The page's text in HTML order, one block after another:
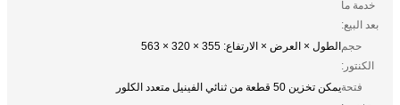
خدمة ما
بعد البيع:
حجم
الكنتور:
الطول × العرض × الارتفاع: 355 × 320 × 563
فتحةيمكن تخزين 50 قطعة من ثنائي الفينيل متعدد الكلور